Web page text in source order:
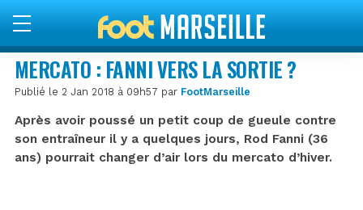
MERCATO : FANNI VERS LA SORTIE ?
Publié le 2 Jan 2018 à 09h57 par FootMarseille
Après avoir poussé un petit coup de gueule contre
son entraîneur il y a quelques jours, Rod Fanni (36
ans) pourrait changer d’air lors du mercato d’hiver.